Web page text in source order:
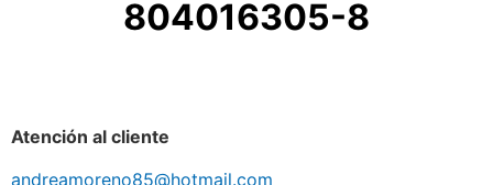
804016305-8
Atención al cliente
andreamoreno85@hotmail.com